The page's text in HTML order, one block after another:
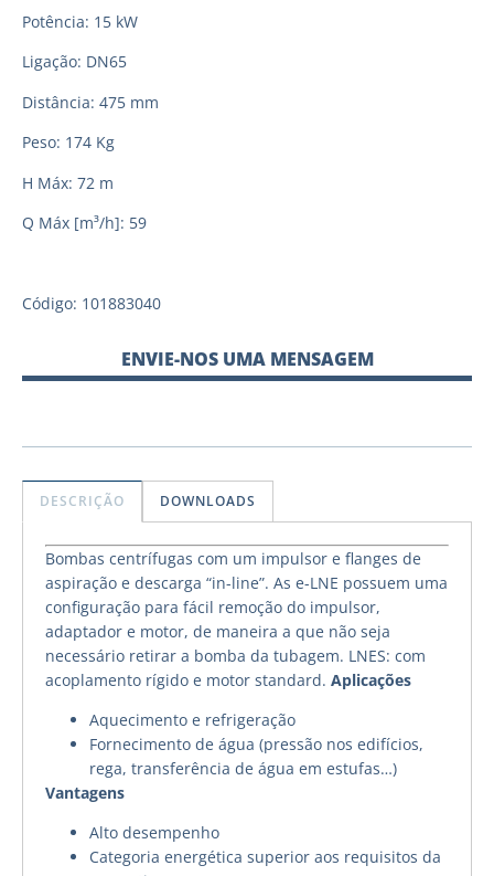
Potência: 15 kW
Ligação: DN65
Distância: 475 mm
Peso: 174 Kg
H Máx: 72 m
Q Máx [m³/h]: 59
Código: 101883040
ENVIE-NOS UMA MENSAGEM
DESCRIÇÃO DOWNLOADS
Bombas centrífugas com um impulsor e flanges de
aspiração e descarga “in-line”. As e-LNE possuem uma
configuração para fácil remoção do impulsor,
adaptador e motor, de maneira a que não seja
necessário retirar a bomba da tubagem. LNES: com
acoplamento rígido e motor standard. Aplicações
Aquecimento e refrigeração
Fornecimento de água (pressão nos edifícios,
rega, transferência de água em estufas…)
Vantagens
Alto desempenho
Categoria energética superior aos requisitos da